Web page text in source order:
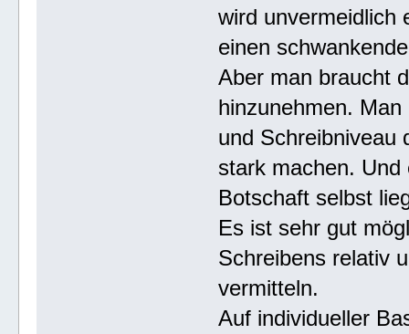
wird unvermeidlich
einen
Aber man braucht
hinzunehmen.
und Schreibniveau
stark machen.
Botschaft selbst
Es ist sehr gut
Schreibens relativ
vermitteln.
Auf individueller